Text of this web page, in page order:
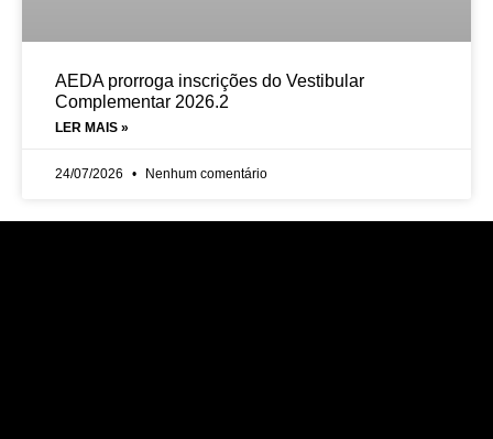
AEDA prorroga inscrições do Vestibular
Complementar 2026.2
LER MAIS »
24/07/2026 Nenhum comentário